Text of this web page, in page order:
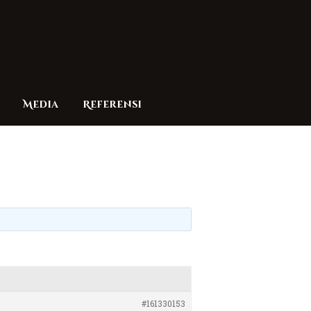
Media Referensi
#161330153